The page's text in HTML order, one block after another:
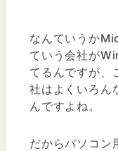
なんていうか
ていう会社が
てるんですが、
社はよくいろん
んですよね。
だからパソコン